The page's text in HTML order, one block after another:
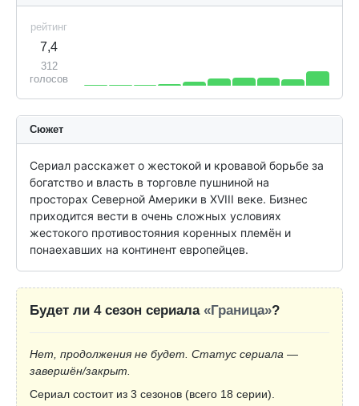
рейтинг
7,4
312
голосов
Сюжет
Сериал расскажет о жестокой и кровавой борьбе за
богатство и власть в торговле пушниной на
просторах Северной Америки в XVIII веке. Бизнес
приходится вести в очень сложных условиях
жестокого противостояния коренных племён и
понаехавших на континент европейцев.
Будет ли 4 сезон сериала «Граница»?
Нет, продолжения не будет. Статус сериала —
завершён/закрыт.
Сериал состоит из 3 сезонов (всего 18 серии).